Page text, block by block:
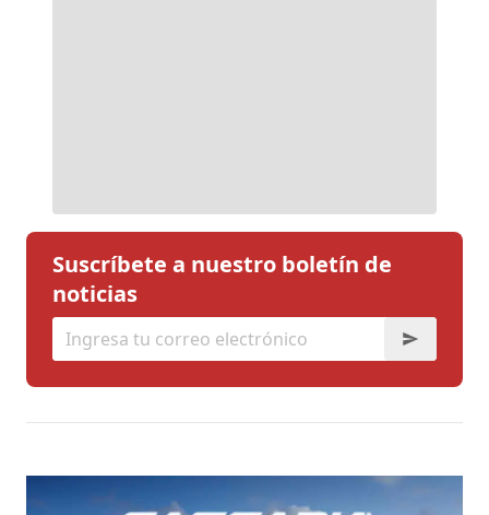
Suscríbete a nuestro boletín de
noticias